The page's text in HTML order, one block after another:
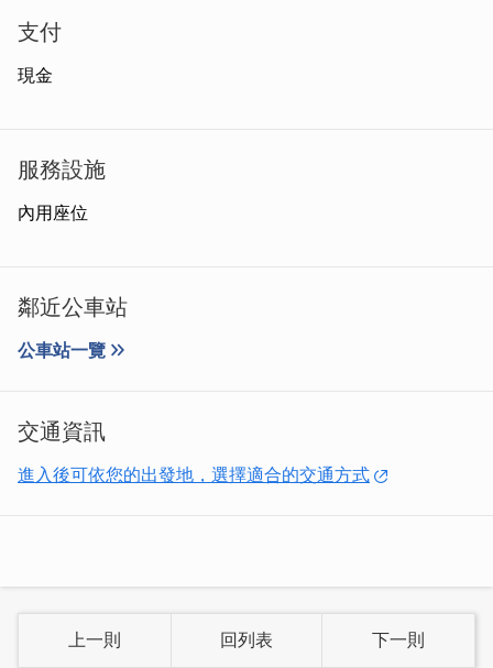
「海蚵麵線」
口水直流，吸收陽光能量的金門麵線，配上石蚵的鮮甜，再
點上青蔥與油蔥提味，簡直是絕配！整碗湯都是石蚵滿滿的
支付
現金
服務設施
內用座位
鄰近公車站
公車站一覽
交通資訊
進入後可依您的出發地，選擇適合的交通方式
上一則 回列表 下一則